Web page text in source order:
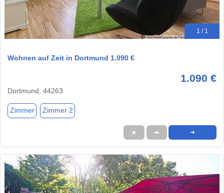
1 / 1
Wohnen auf Zeit in Dortmund 1.090 €
1.090 €
Dortmund, 44263
Zimmer Zimmer 2
★ ➦ ➜